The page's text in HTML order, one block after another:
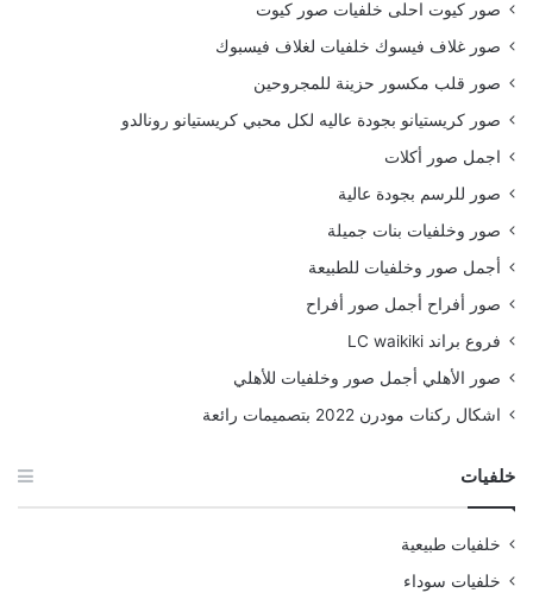
صور كيوت احلى خلفيات صور كيوت
صور غلاف فيسوك خلفيات لغلاف فيسبوك
صور قلب مكسور حزينة للمجروحين
صور كريستيانو بجودة عاليه لكل محبي كريستيانو رونالدو
اجمل صور أكلات
صور للرسم بجودة عالية
صور وخلفيات بنات جميلة
أجمل صور وخلفيات للطبيعة
صور أفراح أجمل صور أفراح
فروع براند LC waikiki
صور الأهلي أجمل صور وخلفيات للأهلي
اشكال ركنات مودرن 2022 بتصميمات رائعة
خلفيات
خلفيات طبيعية
خلفيات سوداء